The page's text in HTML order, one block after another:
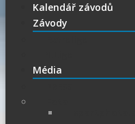
Kalendář závodů
Závody
Média